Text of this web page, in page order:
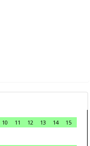
10 11 12 13 14
15